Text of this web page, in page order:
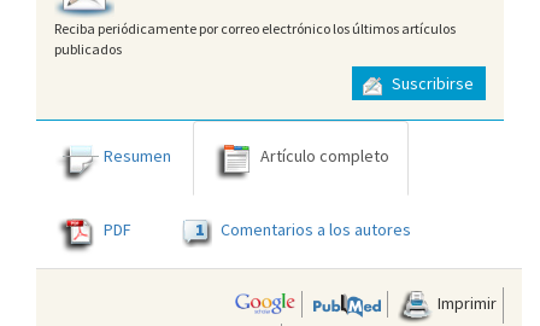
Reciba periódicamente por correo electrónico los últimos artículos
publicados
Suscribirse
Resumen Artículo completo
PDF 1 Comentarios a los autores
Imprimir